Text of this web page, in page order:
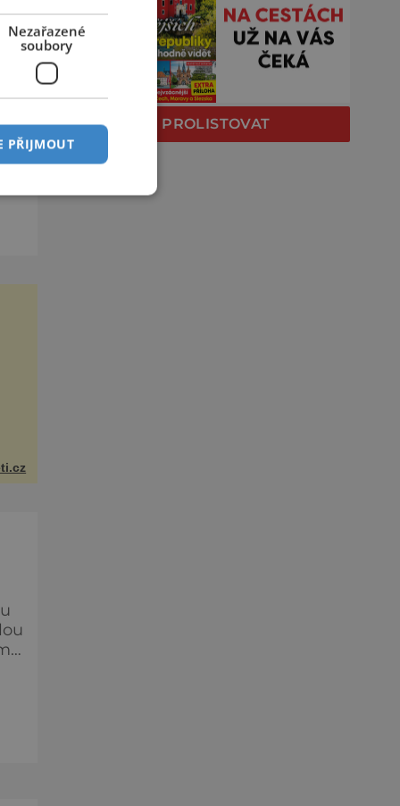
PROLISTOVAT
Nezařazené
soubory
PŘIJMOUT